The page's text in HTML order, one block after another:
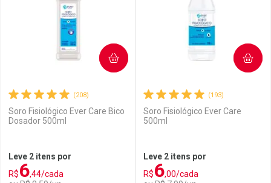
(208)
Soro Fisiológico Ever Care Bico
Dosador 500ml
Leve 2 itens por
R$6,44/cada
COMPRAR
(193)
Soro Fisiológico Ever Care
500ml
Leve 2 itens por
R$6,00/cada
COMPRAR